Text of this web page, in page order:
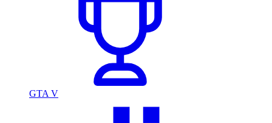
GTA V